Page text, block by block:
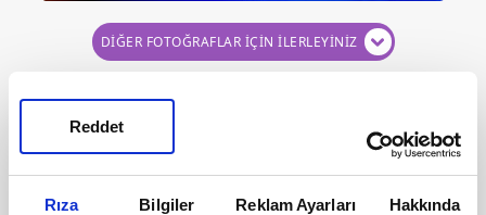
Rıza Bilgiler Reklam Ayarları Hakkında
Reddet
DİĞER FOTOĞRAFLAR İÇİN İLERLEYİNİZ